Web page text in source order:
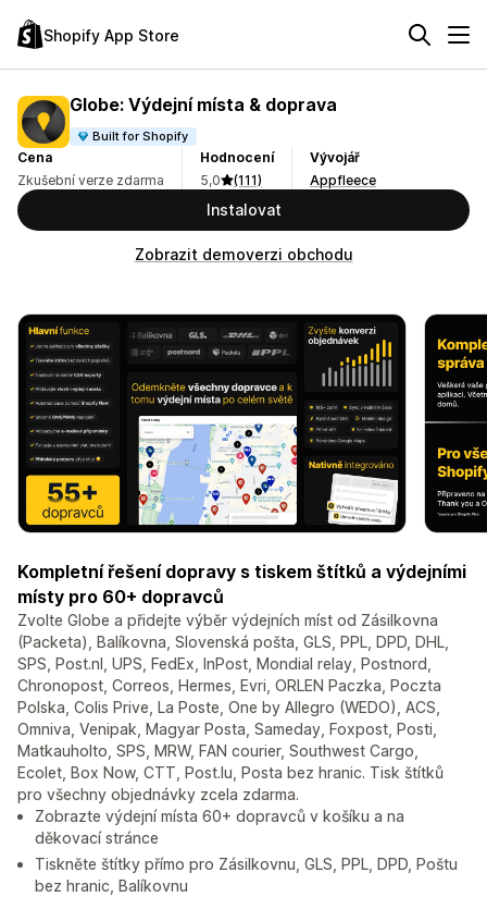
Shopify App Store
Globe: Výdejní místa & doprava
Built for Shopify
Cena
Zkušební verze zdarma
Hodnocení
5,0
(111)
Vývojář
Appfleece
Instalovat
Zobrazit demoverzi obchodu
Kompletní řešení dopravy s tiskem štítků a výdejními
místy pro 60+ dopravců
Zvolte Globe a přidejte výběr výdejních míst od Zásilkovna
(Packeta), Balíkovna, Slovenská pošta, GLS, PPL, DPD, DHL,
SPS, Post.nl, UPS, FedEx, InPost, Mondial relay, Postnord,
Chronopost, Correos, Hermes, Evri, ORLEN Paczka, Poczta
Polska, Colis Prive, La Poste, One by Allegro (WEDO), ACS,
Omniva, Venipak, Magyar Posta, Sameday, Foxpost, Posti,
Matkauholto, SPS, MRW, FAN courier, Southwest Cargo,
Ecolet, Box Now, CTT, Post.lu, Posta bez hranic. Tisk štítků
pro všechny objednávky zcela zdarma.
Zobrazte výdejní místa 60+ dopravců v košíku a na
děkovací stránce
Tiskněte štítky přímo pro Zásilkovnu, GLS, PPL, DPD, Poštu
bez hranic, Balíkovnu